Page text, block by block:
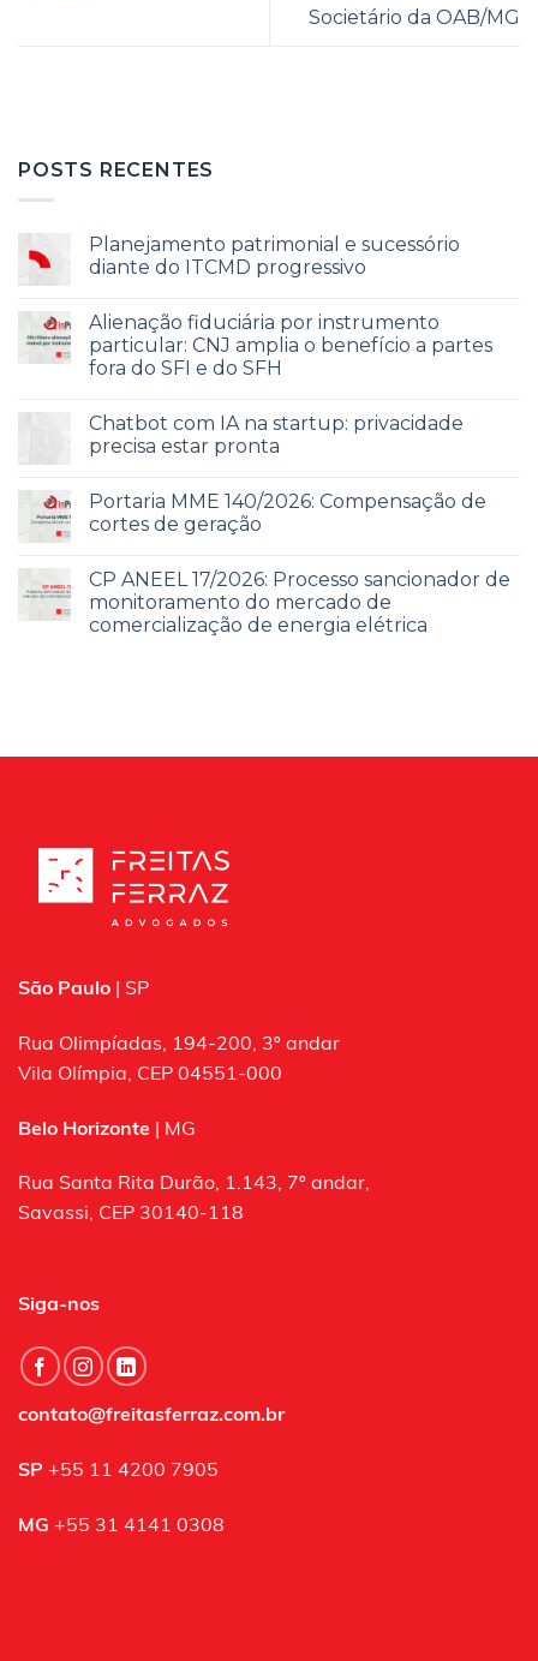
Societário da OAB/MG
POSTS RECENTES
Planejamento patrimonial e sucessório
diante do ITCMD progressivo
Alienação fiduciária por instrumento
particular: CNJ amplia o benefício a partes
fora do SFI e do SFH
Chatbot com IA na startup: privacidade
precisa estar pronta
Portaria MME 140/2026: Compensação de
cortes de geração
CP ANEEL 17/2026: Processo sancionador de
monitoramento do mercado de
comercialização de energia elétrica
São Paulo | SP
Rua Olimpíadas, 194-200, 3º andar
Vila Olímpia, CEP 04551-000
Belo Horizonte | MG
Rua Santa Rita Durão, 1.143, 7º andar,
Savassi, CEP 30140-118
Siga-nos
contato@freitasferraz.com.br
SP +55 11 4200 7905
MG +55 31 4141 0308